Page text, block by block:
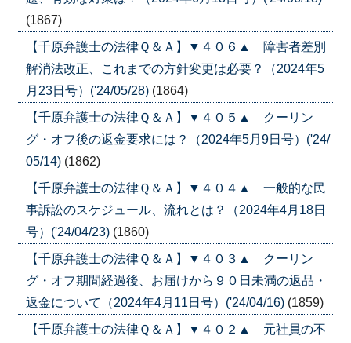
(1867)
【千原弁護士の法律Ｑ＆Ａ】▼４０６▲ 障害者差別
解消法改正、これまでの方針変更は必要？（2024年5
月23日号）('24/05/28) (1864)
【千原弁護士の法律Ｑ＆Ａ】▼４０５▲ クーリン
グ・オフ後の返金要求には？（2024年5月9日号）('24/
05/14) (1862)
【千原弁護士の法律Ｑ＆Ａ】▼４０４▲ 一般的な民
事訴訟のスケジュール、流れとは？（2024年4月18日
号）('24/04/23) (1860)
【千原弁護士の法律Ｑ＆Ａ】▼４０３▲ クーリン
グ・オフ期間経過後、お届けから９０日未満の返品・
返金について（2024年4月11日号）('24/04/16) (1859)
【千原弁護士の法律Ｑ＆Ａ】▼４０２▲ 元社員の不